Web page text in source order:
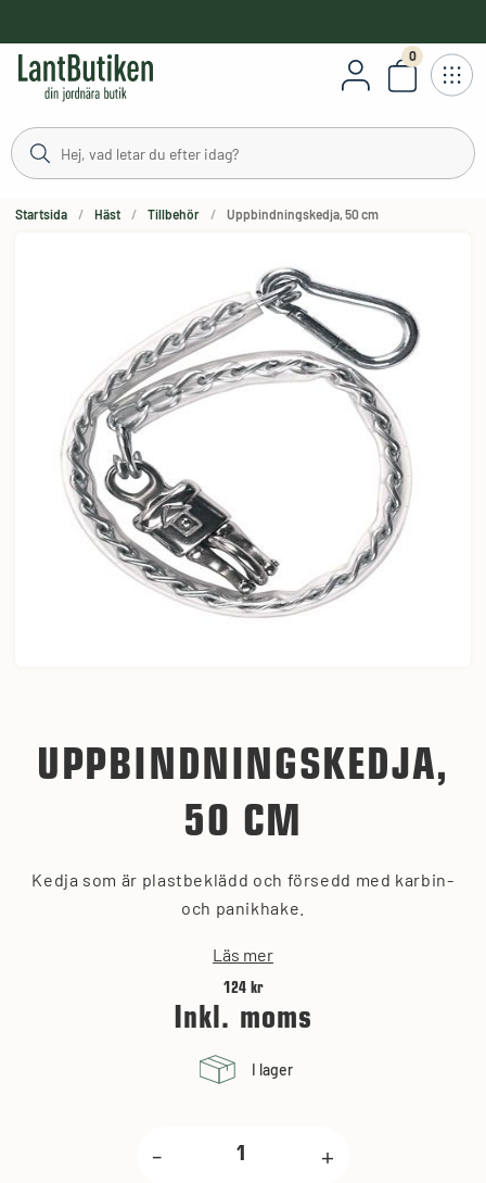
0
Antal
Startsida Häst Tillbehör Uppbindningskedja, 50 cm
UPPBINDNINGSKEDJA,
50 CM
Kedja som är plastbeklädd och försedd med karbin-
och panikhake.
Läs mer
124 kr
Inkl. moms
I lager
- +